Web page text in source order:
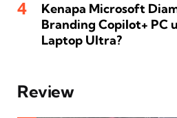
Kenapa Microsoft
Branding Copilot+ PC
Laptop Ultra?
Review